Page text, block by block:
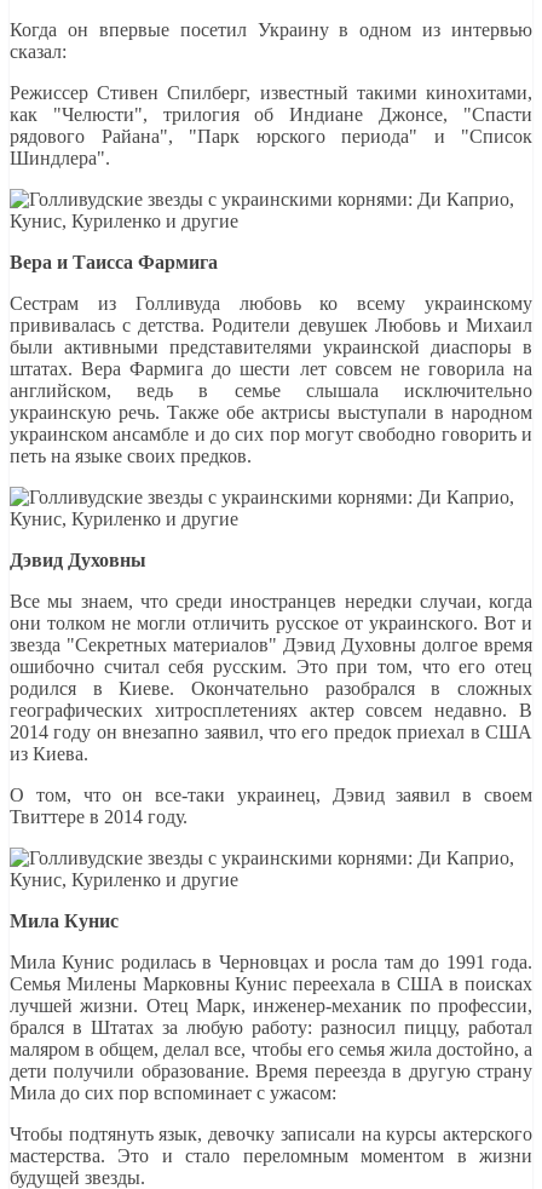
Когда он впервые посетил Украину в одном из интервью
сказал:
Режиссер Стивен Спилберг, известный такими кинохитами,
как "Челюсти", трилогия об Индиане Джонсе, "Спасти
рядового Райана", "Парк юрского периода" и "Список
Шиндлера".
Вера и Таисса Фармига
Сестрам из Голливуда любовь ко всему украинскому
прививалась с детства. Родители девушек Любовь и Михаил
были активными представителями украинской диаспоры в
штатах. Вера Фармига до шести лет совсем не говорила на
английском, ведь в семье слышала исключительно
украинскую речь. Также обе актрисы выступали в народном
украинском ансамбле и до сих пор могут свободно говорить и
петь на языке своих предков.
Дэвид Духовны
Все мы знаем, что среди иностранцев нередки случаи, когда
они толком не могли отличить русское от украинского. Вот и
звезда "Секретных материалов" Дэвид Духовны долгое время
ошибочно считал себя русским. Это при том, что его отец
родился в Киеве. Окончательно разобрался в сложных
географических хитросплетениях актер совсем недавно. В
2014 году он внезапно заявил, что его предок приехал в США
из Киева.
О том, что он все-таки украинец, Дэвид заявил в своем
Твиттере в 2014 году.
Мила Кунис
Мила Кунис родилась в Черновцах и росла там до 1991 года.
Семья Милены Марковны Кунис переехала в США в поисках
лучшей жизни. Отец Марк, инженер-механик по профессии,
брался в Штатах за любую работу: разносил пиццу, работал
маляром в общем, делал все, чтобы его семья жила достойно, а
дети получили образование. Время переезда в другую страну
Мила до сих пор вспоминает с ужасом:
Чтобы подтянуть язык, девочку записали на курсы актерского
мастерства. Это и стало переломным моментом в жизни
будущей звезды.